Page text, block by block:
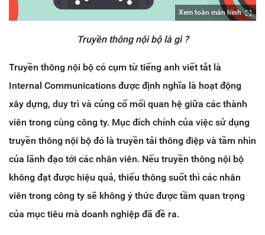
Xem toàn màn hình
Truyền thông nội bộ là gì ?
Truyền thông nội bộ có cụm từ tiếng anh viết tắt là
Internal Communications được định nghĩa là hoạt động
xây dựng, duy trì và củng cố mối quan hệ giữa các thành
viên trong cùng công ty. Mục đích chính của việc sử dụng
truyền thông nội bộ đó là truyền tải thông điệp và tầm nhìn
của lãnh đạo tới các nhân viên. Nếu truyền thông nội bộ
không đạt được hiệu quả, thiếu thông suốt thì các nhân
viên trong công ty sẽ không ý thức được tầm quan trọng
của mục tiêu mà doanh nghiệp đã đề ra.